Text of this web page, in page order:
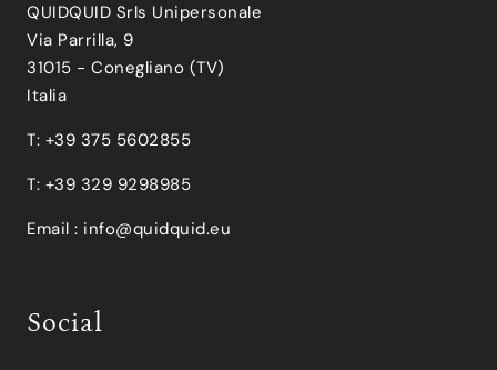
QUIDQUID Srls Unipersonale
Via Parrilla, 9
31015 - Conegliano (TV)
Italia
T: +39 375 5602855
T: +39 329 9298985
Email : info@quidquid.eu
Social